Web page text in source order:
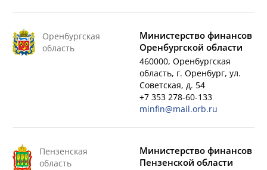
Оренбургская
область
Министерство финансов
Оренбургской области
460000, Оренбургская
область, г. Оренбург, ул.
Советская, д. 54
+7 353 278-60-133
minfin@mail.orb.ru
Пензенская
область
Министерство финансов
Пензенской области